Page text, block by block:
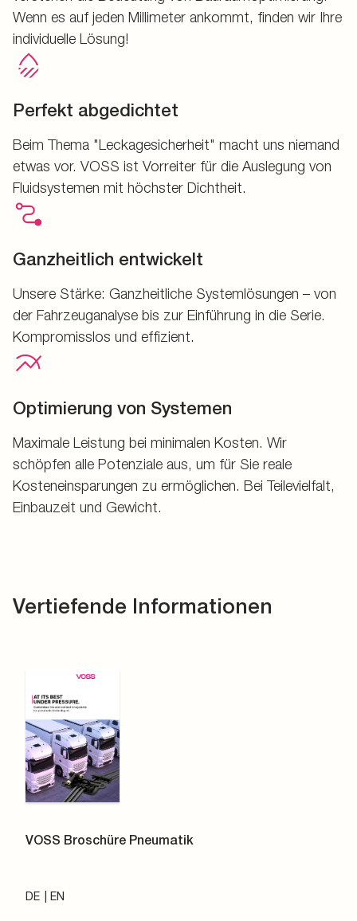
Wenn es auf jeden Millimeter ankommt, finden wir Ihre
individuelle Lösung!
Perfekt abgedichtet
Beim Thema "Leckagesicherheit" macht uns niemand
etwas vor. VOSS ist Vorreiter für die Auslegung von
Fluidsystemen mit höchster Dichtheit.
Ganzheitlich entwickelt
Unsere Stärke: Ganzheitliche Systemlösungen – von
der Fahrzeuganalyse bis zur Einführung in die Serie.
Kompromisslos und effizient.
Optimierung von Systemen
Maximale Leistung bei minimalen Kosten. Wir
schöpfen alle Potenziale aus, um für Sie reale
Kosteneinsparungen zu ermöglichen. Bei Teilevielfalt,
Einbauzeit und Gewicht.
Vertiefende Informationen
VOSS Broschüre Pneumatik
DE EN